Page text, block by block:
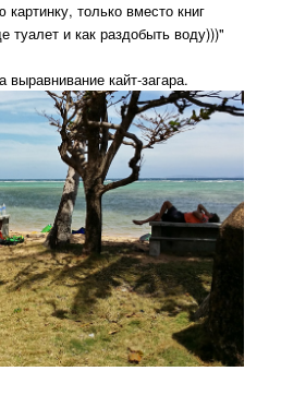
только вместо книг
туалет и как раздобыть воду)))"
кайт-загара.